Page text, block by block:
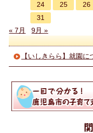
24
25 26
31
« 7月
9月 »
【いしきらら】就園